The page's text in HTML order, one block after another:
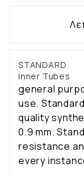
STANDARD
Inner Tubes
general
use.
quality
0.9 mm.
resistance
every